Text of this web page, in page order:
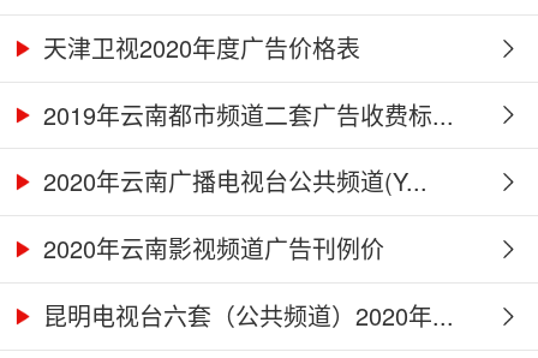
天津卫视2020年度广告价格表
2019年云南都市频道二套广告收费标...
2020年云南广播电视台公共频道(Y...
2020年云南影视频道广告刊例价
昆明电视台六套（公共频道）2020年...